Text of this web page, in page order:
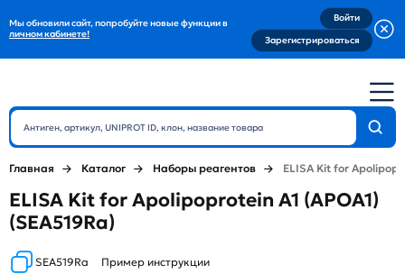
Мы обновили сайт, попробуйте новые функции в
личном кабинете!
Войти
Зарегистрироваться
Главная Каталог Наборы реагентов ELISA Kit for
ELISA Kit for Apolipoprotein A1 (APOA1)
(SEA519Ra)
SEA519Ra Пример инструкции